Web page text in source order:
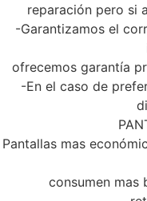
reparación pero si
-Garantizamos el
ofrecemos garantía
-En el caso de
Pantallas mas
consumen mas